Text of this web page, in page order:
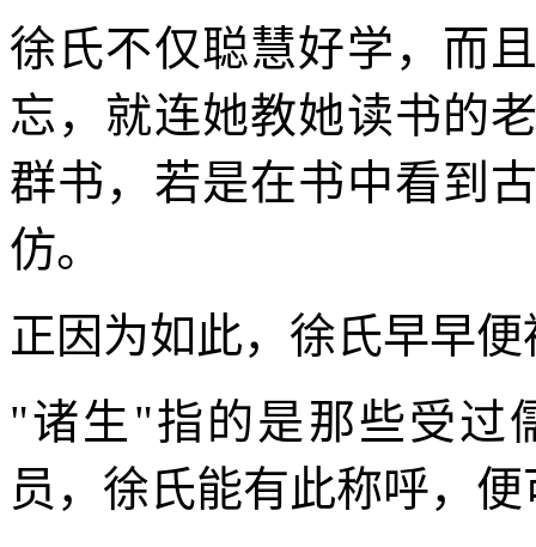
徐氏不仅聪慧好学，而
忘，就连她教她读书的
群书，若是在书中看到
仿。
正因为如此，徐氏早早
"诸生"指的是那些受过
员，徐氏能有此称呼，